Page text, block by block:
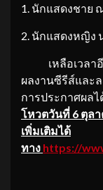
1. นักแสดงชาย
2. นักแสดงหญิง
เหลือเวลาอี
ผลงานซีรีส์และ
การประกาศผลไ
โหวตวันที่ 6 ตุล
เพิ่มเติมได้
ทาง https://